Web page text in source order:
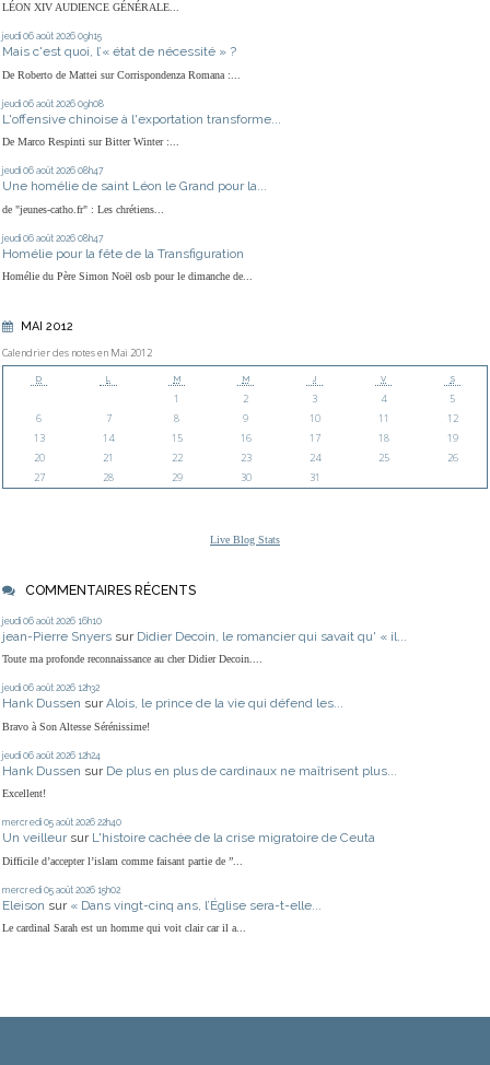
LÉON XIV AUDIENCE GÉNÉRALE...
jeudi 06 août 2026 09h15
Mais c'est quoi, l’« état de nécessité » ?
De Roberto de Mattei sur Corrispondenza Romana :...
jeudi 06 août 2026 09h08
L'offensive chinoise à l'exportation transforme...
De Marco Respinti sur Bitter Winter :...
jeudi 06 août 2026 08h47
Une homélie de saint Léon le Grand pour la...
de "jeunes-catho.fr" : Les chrétiens...
jeudi 06 août 2026 08h47
Homélie pour la fête de la Transfiguration
Homélie du Père Simon Noël osb pour le dimanche de...
MAI 2012
Calendrier des notes en Mai 2012
D L M M J V S
1 2 3 4
5
6
7 8 9 10 11
12
13
14 15 16 17 18
19
20
21 22 23 24 25
26
27
28 29 30 31
Live Blog Stats
COMMENTAIRES RÉCENTS
jeudi 06 août 2026 16h10
jean-Pierre Snyers sur Didier Decoin, le romancier qui savait qu' « il...
Toute ma profonde reconnaissance au cher Didier Decoin....
jeudi 06 août 2026 12h32
Hank Dussen sur Alois, le prince de la vie qui défend les...
Bravo à Son Altesse Sérénissime!
jeudi 06 août 2026 12h24
Hank Dussen sur De plus en plus de cardinaux ne maîtrisent plus...
Excellent!
mercredi 05 août 2026 22h40
Un veilleur sur L'histoire cachée de la crise migratoire de Ceuta
Difficile d’accepter l’islam comme faisant partie de ”...
mercredi 05 août 2026 15h02
Eleison sur « Dans vingt-cinq ans, l’Église sera-t-elle...
Le cardinal Sarah est un homme qui voit clair car il a...